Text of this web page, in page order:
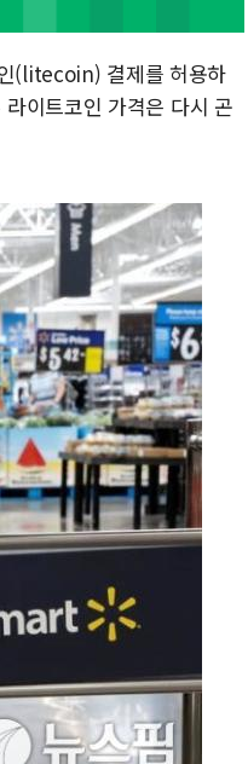
롯데케미칼, 2분기
(litecoin) 결제를 허용하
이트코인 가격은 다시 곤